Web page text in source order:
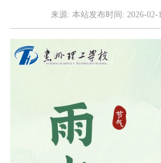
来源: 本站发布时间: 2026-02-